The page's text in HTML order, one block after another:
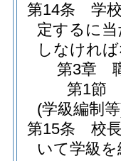
第14条
学
定するに
しなけれ
第3章
第1節
(学級編制
第15条
校
いて学級